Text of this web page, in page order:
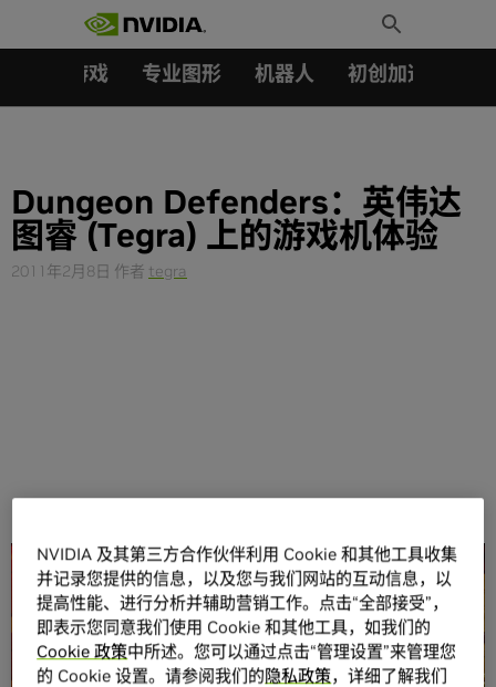
Toggle
Search
游戏 专业图形 机器人 初创加速会员成
Dungeon Defenders：英伟达
图睿 (Tegra) 上的游戏机体验
2011年2月8日 作者 tegra
分享
NVIDIA 及其第三方合作伙伴利用 Cookie 和其他工具收集
并记录您提供的信息，以及您与我们网站的互动信息，以
提高性能、进行分析并辅助营销工作。点击“全部接受”，
即表示您同意我们使用 Cookie 和其他工具，如我们的
Cookie 政策中所述。您可以通过点击“管理设置”来管理您
的 Cookie 设置。请参阅我们的隐私政策，详细了解我们